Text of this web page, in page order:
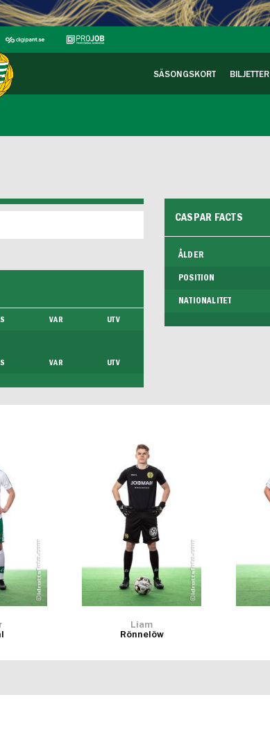
SÄSONGSKORT BILJETTER
VAR UTV
VAR UTV
CASPAR FACTS
ÅLDER
POSITION
NATIONALITET
Liam
Rönnelöw